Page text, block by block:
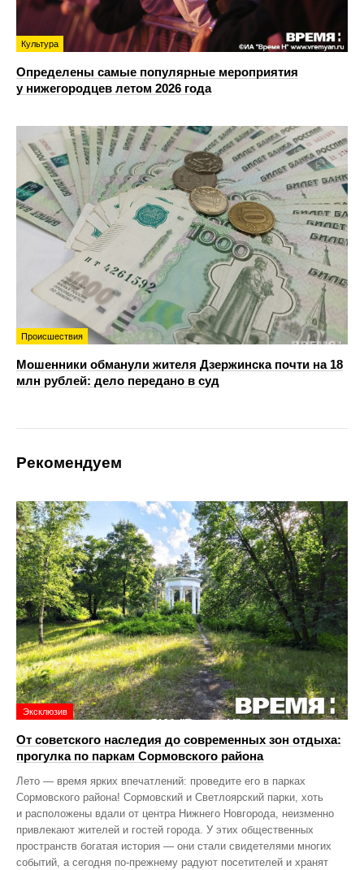
Культура
Определены самые популярные мероприятия
у нижегородцев летом 2026 года
Происшествия
Мошенники обманули жителя Дзержинска почти на 18
млн рублей: дело передано в суд
Рекомендуем
Эксклюзив
От советского наследия до современных зон отдыха:
прогулка по паркам Сормовского района
Лето — время ярких впечатлений: проведите его в парках
Сормовского района! Сормовский и Светлоярский парки, хоть
и расположены вдали от центра Нижнего Новгорода, неизменно
привлекают жителей и гостей города. У этих общественных
пространств богатая история — они стали свидетелями многих
событий, а сегодня по‑прежнему радуют посетителей и хранят